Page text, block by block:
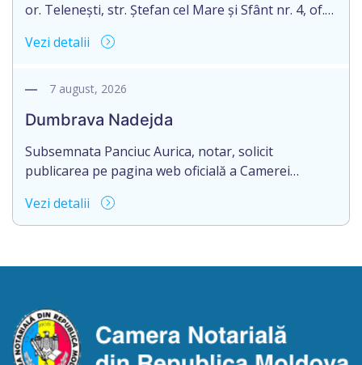
or. Telenești, str. Ștefan cel Mare și Sfânt nr. 4, of.
succesorale în urma decesului cet. BOSÎNCEANU
0991201351317, decedat/ă la data de 15.05.2021
Eliberarea certificatului de moștenitor este […]
Vezi detalii
7 august, 2026
Dumbrava Nadejda
Subsemnata Panciuc Aurica, notar, solicit
publicarea pe pagina web oficială a Camerei
deschiderea procedurii succesorale cu următorul
conținut: Informație privind deschiderea procedurii
biroului la adresa: R.Moldova, or.Sîngerei,
procedurii succesorale în urma decesului
cet.Dumbrava Nadejda, cetățeană moldoveană, a.n.
20 aprilie […]
Vezi detalii